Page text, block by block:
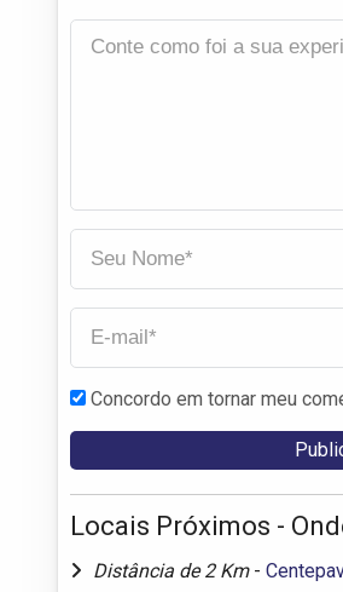
Concordo em tornar meu
Locais Próximos -
Distância de 2 Km -